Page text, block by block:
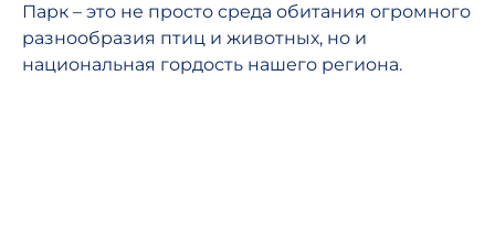
Парк – это не просто среда обитания огромного
разнообразия птиц и животных, но и
национальная гордость нашего региона.